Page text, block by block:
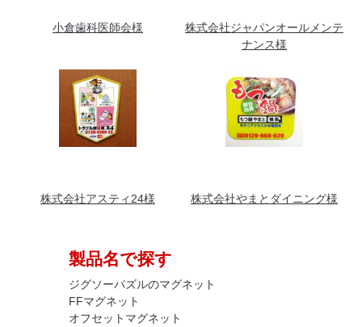
小倉歯科医師会様
株式会社ジャパンオールメンテ
ナンス様
株式会社アスティ24様 株式会社やまとダイニング様
製品名で探す
ジグソーパズルのマグネット
FFマグネット
オフセットマグネット